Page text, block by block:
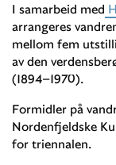
I samarbeid med
arrangeres
mellom fem
av den
(1894–1970).
Formidler på
Nordenfjeldske
for triennalen.